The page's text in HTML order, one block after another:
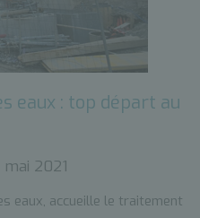
eaux : top départ au
mai 2021
eaux, accueille le traitement